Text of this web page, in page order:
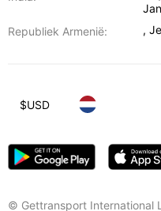
Republiek Armenië:
,
© Gettransport International
$USD